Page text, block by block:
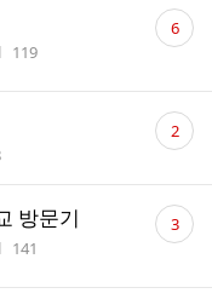
조회수
119
댓
글 6
수
댓
글 2
방문기
조회수
141
댓
글 3